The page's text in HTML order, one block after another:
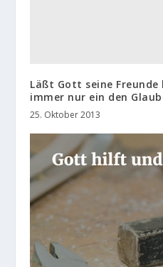
Läßt Gott seine
immer nur ein den
25. Oktober 2013